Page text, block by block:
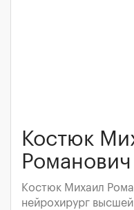
Костюк
Костюк Михаил
нейрохирург